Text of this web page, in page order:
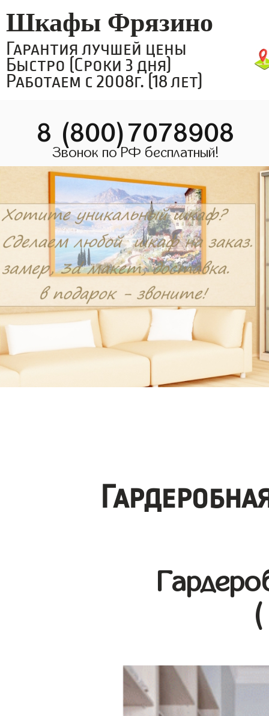
Шкафы Фрязино
Гарантия лучшей цены
Быстро (Сроки 3 дня)
Работаем с 2008г. (18 лет)
8 (800)7078908
Звонок по РФ бесплатный!